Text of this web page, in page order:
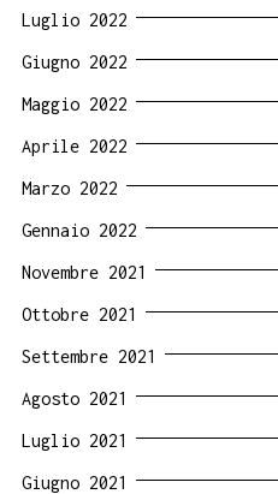
Luglio 2022
Giugno 2022
Maggio 2022
Aprile 2022
Marzo 2022
Gennaio 2022
Novembre 2021
Ottobre 2021
Settembre 2021
Agosto 2021
Luglio 2021
Giugno 2021